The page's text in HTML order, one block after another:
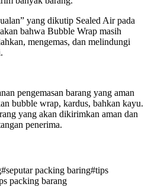
yang dikutip Sealed Air pada
bahwa Bubble Wrap masih
mengemas, dan melindungi
pengemasan barang yang aman
bubble wrap, kardus, bahkan kayu.
yang akan dikirimkan aman dan
penerima.
#seputar packing baring#tips
packing barang